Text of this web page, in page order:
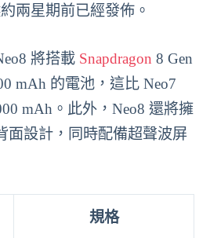
兩星期前已經發佈。
將搭載 Snapdragon 8 Gen
mAh 的電池，這比 Neo7
mAh。此外，Neo8 還將擁
面設計，同時配備超聲波屏
規格